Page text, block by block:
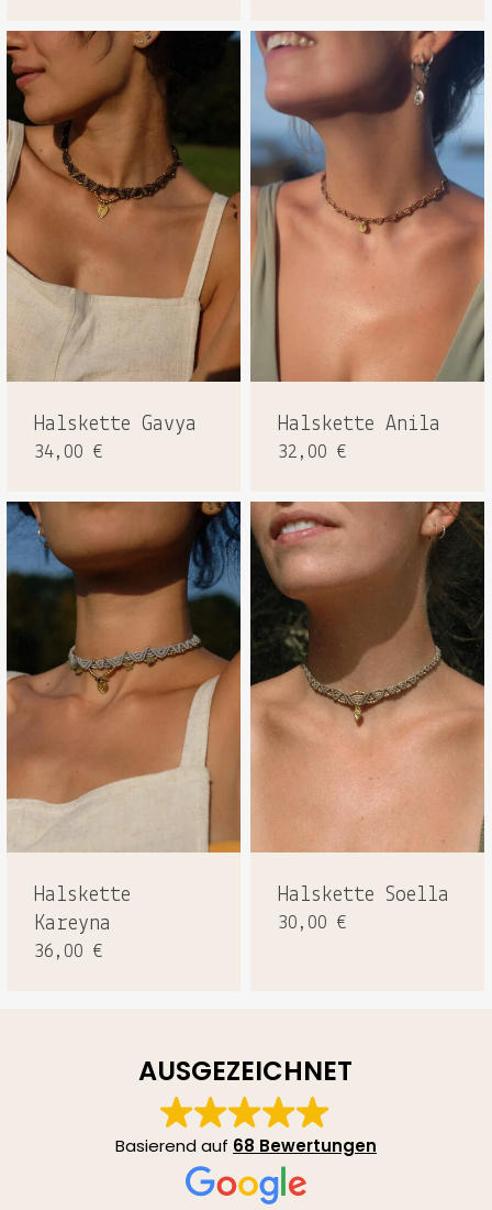
Halskette Gavya
34,00 €
Halskette Anila
32,00 €
Halskette
Kareyna
36,00 €
Halskette Soella
30,00 €
AUSGEZEICHNET
Basierend auf 68 Bewertungen